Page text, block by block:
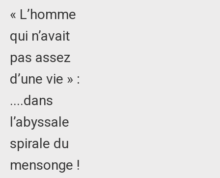
« L’homme
qui n’avait
pas assez
d’une vie » :
....dans
l’abyssale
spirale du
mensonge !